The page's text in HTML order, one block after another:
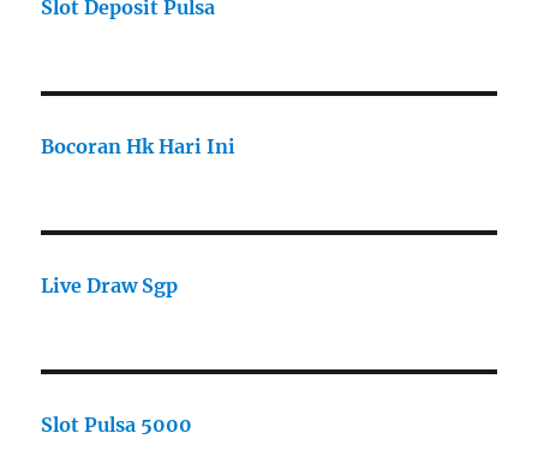
Slot Deposit Pulsa
Bocoran Hk Hari Ini
Live Draw Sgp
Slot Pulsa 5000